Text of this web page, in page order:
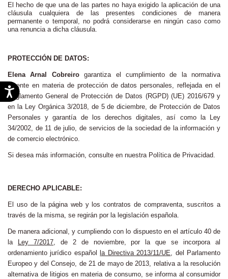
El hecho de que una de las partes no haya exigido la aplicación de una
cláusula cualquiera de las presentes condiciones de manera
permanente o temporal, no podrá considerarse en ningún caso como
una renuncia a dicha cláusula.
PROTECCIÓN DE DATOS:
Elena Arnal Cobreirogarantiza el cumplimiento de la normativa
vigente en materia de protección de datos personales, reflejada en el
Reglamento General de Protección de Datos (RGPD) (UE) 2016/679 y
en la Ley Orgánica 3/2018, de 5 de diciembre, de Protección de Datos
Personales y garantía de los derechos digitales, así como la
Ley
34/2002, de 11 de julio, de servicios de la sociedad de la información y
de comercio electrónico.
Si desea más información, consulte en nuestra Política de Privacidad.
DERECHO APLICABLE:
El uso de la página web y los contratos de compraventa, suscritos a
través de la misma, se regirán por la legislación española.
De manera adicional, y cumpliendo con lo dispuesto en el artículo 40 de
la
Ley 7/2017, de 2 de noviembre, por la que se incorpora al
ordenamiento jurídico español
la Directiva 2013/11/UE, del Parlamento
Europeo y del Consejo, de 21 de mayo de 2013, relativa a la resolución
alternativa de litigios en materia de consumo, se informa al consumidor